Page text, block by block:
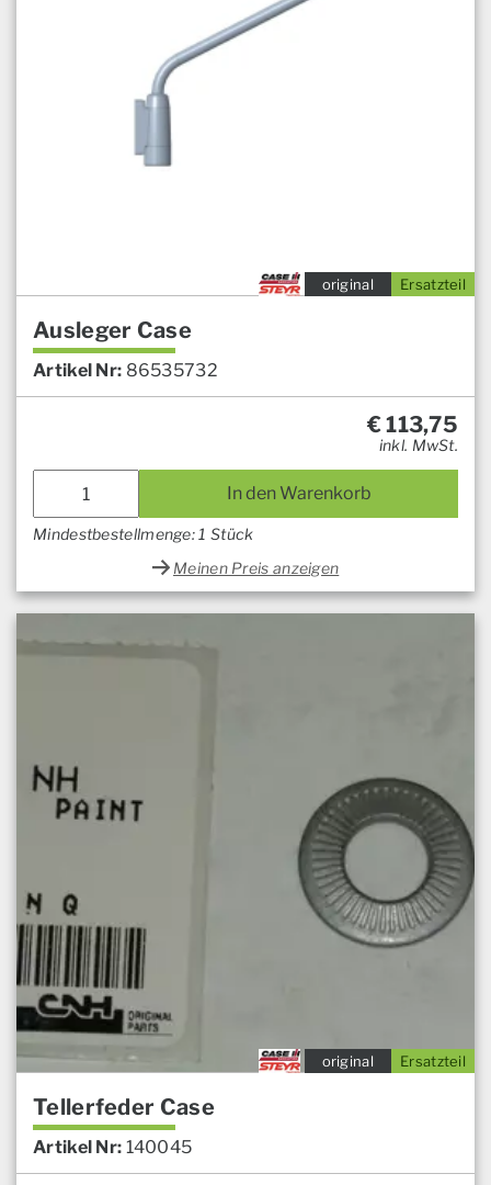
Ersatzteil
original
Ausleger Case
Artikel Nr: 86535732
€113,75
inkl. MwSt.
In den Warenkorb
Mindestbestellmenge: 1 Stück
Meinen Preis anzeigen
Ersatzteil
original
Tellerfeder Case
Artikel Nr: 140045